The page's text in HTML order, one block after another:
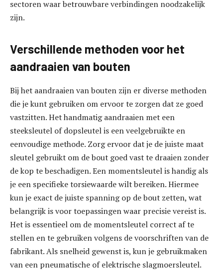
sectoren waar betrouwbare verbindingen noodzakelijk
zijn.
Verschillende methoden voor het
aandraaien van bouten
Bij het aandraaien van bouten zijn er diverse methoden
die je kunt gebruiken om ervoor te zorgen dat ze goed
vastzitten. Het handmatig aandraaien met een
steeksleutel of dopsleutel is een veelgebruikte en
eenvoudige methode. Zorg ervoor dat je de juiste maat
sleutel gebruikt om de bout goed vast te draaien zonder
de kop te beschadigen. Een momentsleutel is handig als
je een specifieke torsiewaarde wilt bereiken. Hiermee
kun je exact de juiste spanning op de bout zetten, wat
belangrijk is voor toepassingen waar precisie vereist is.
Het is essentieel om de momentsleutel correct af te
stellen en te gebruiken volgens de voorschriften van de
fabrikant. Als snelheid gewenst is, kun je gebruikmaken
van een pneumatische of elektrische slagmoersleutel.